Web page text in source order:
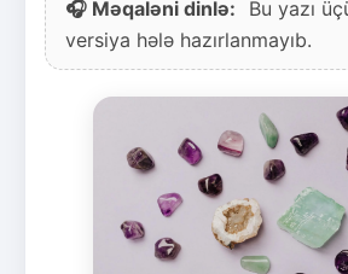
🎧 Məqaləni dinlə:
Bu yazı
versiya hələ hazırlanmayıb.